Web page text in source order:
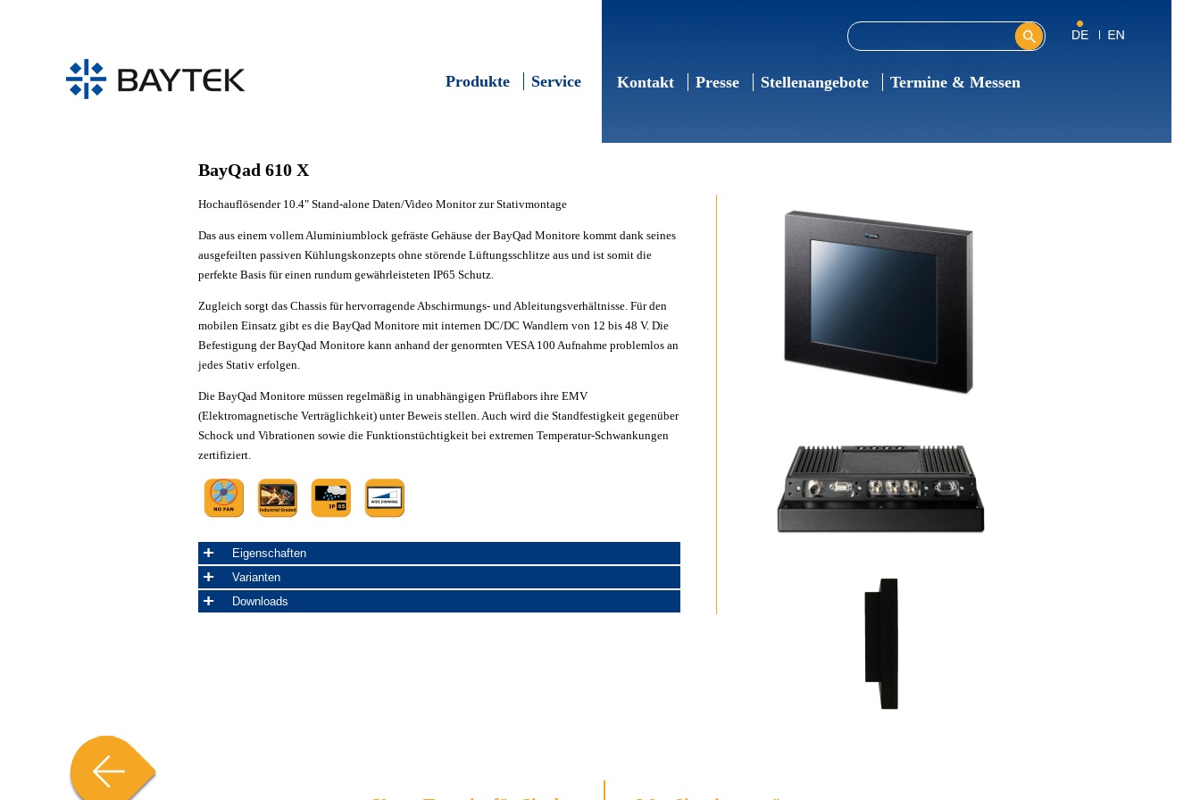
Suchformular
Diese Website durchsuchen
Produkte Service Kontakt Presse Stellenangebote Termine & Messen
BayQad 610 X
Hochauflösender 10.4" Stand-alone Daten/Video Monitor zur Stativmontage
Das aus einem vollem Aluminiumblock gefräste Gehäuse der BayQad Monitore kommt dank seines
ausgefeilten passiven Kühlungskonzepts ohne störende Lüftungsschlitze aus und ist somit die
perfekte Basis für einen rundum gewährleisteten IP65 Schutz.
Zugleich sorgt das Chassis für hervorragende Abschirmungs- und Ableitungsverhältnisse. Für den
mobilen Einsatz gibt es die BayQad Monitore mit internen DC/DC Wandlern von 12 bis 48 V. Die
Befestigung der BayQad Monitore kann anhand der genormten VESA 100 Aufnahme problemlos an
jedes Stativ erfolgen.
Die BayQad Monitore müssen regelmäßig in unabhängigen Prüflabors ihre EMV
(Elektromagnetische Verträglichkeit) unter Beweis stellen. Auch wird die Standfestigkeit gegenüber
Schock und Vibrationen sowie die Funktionstüchtigkeit bei extremen Temperatur-Schwankungen
zertifiziert.
Eigenschaften
Varianten
Downloads